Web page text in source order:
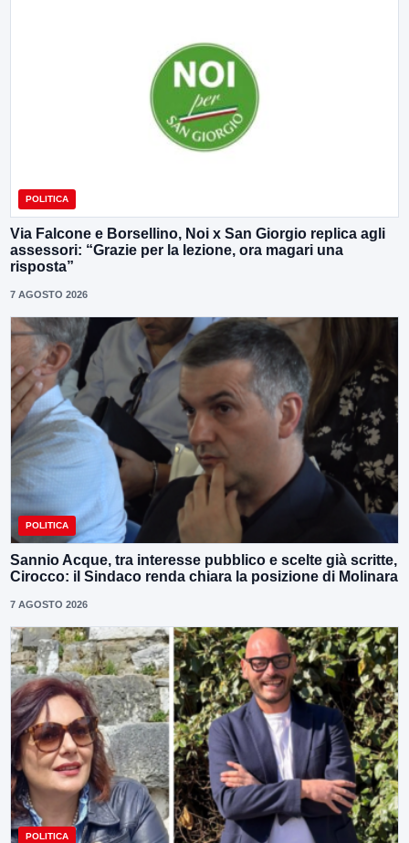
POLITICA
Via Falcone e Borsellino, Noi x San Giorgio replica agli
assessori: “Grazie per la lezione, ora magari una
risposta”
7 AGOSTO 2026
POLITICA
Sannio Acque, tra interesse pubblico e scelte già scritte,
Cirocco: il Sindaco renda chiara la posizione di Molinara
7 AGOSTO 2026
POLITICA